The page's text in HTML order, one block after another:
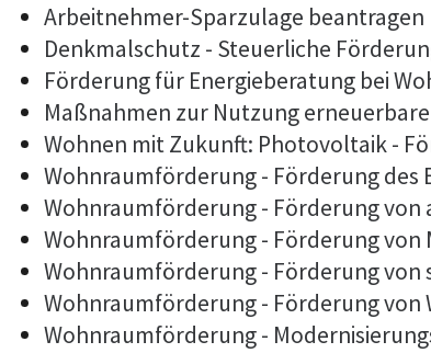
Arbeitnehmer-Sparzulage beantragen
Denkmalschutz - Steuerliche
Förderung für Energieberatung bei
Maßnahmen zur Nutzung
Wohnen mit Zukunft: Photovoltaik -
Wohnraumförderung - Förderung des
Wohnraumförderung - Förderung
Wohnraumförderung - Förderung
Wohnraumförderung - Förderung
Wohnraumförderung - Förderung
Wohnraumförderung -